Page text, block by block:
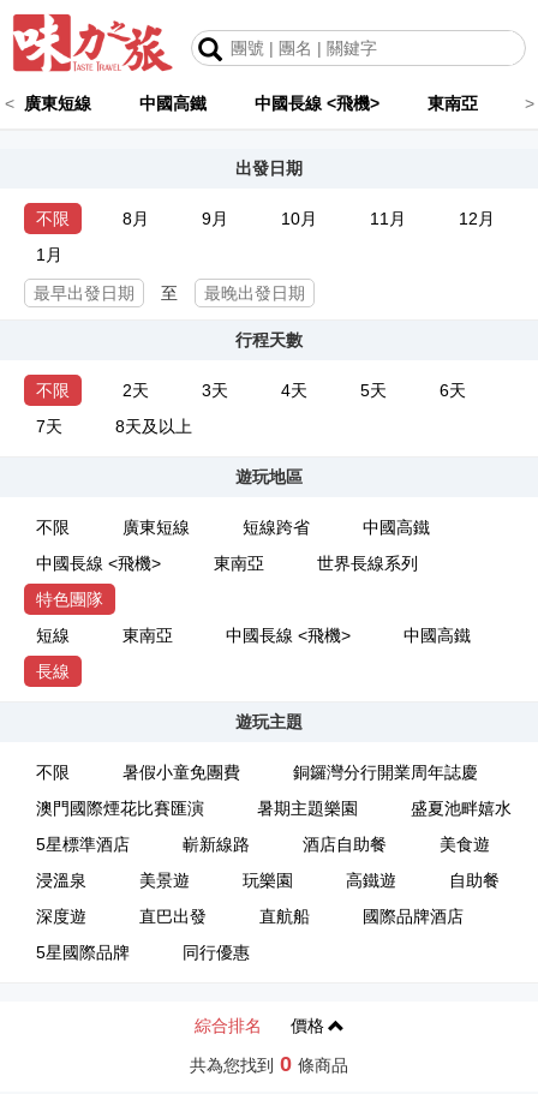
< 廣東短線 中國高鐵 中國長線 <飛機> 東南亞 >
出發日期
不限 8月 9月 10月 11月
12月
1月
至
行程天數
不限 2天 3天 4天 5天
6天
7天
8天及以上
遊玩地區
不限 廣東短線 短線跨省
中國高鐵
中國長線 <飛機>
東南亞
世界長線系列
特色團隊
短線
東南亞 中國長線 <飛機>
中國高鐵
長線
遊玩主題
不限 暑假小童免團費
銅鑼灣分行開業周年誌慶
澳門國際煙花比賽匯演
暑期主題樂園
盛夏池畔嬉水
5星標準酒店
嶄新線路 酒店自助餐
美食遊
浸溫泉
美景遊 玩樂園 高鐵遊
自助餐
深度遊
直巴出發 直航船
國際品牌酒店
5星國際品牌
同行優惠
綜合排名 價格
共為您找到 0 條商品